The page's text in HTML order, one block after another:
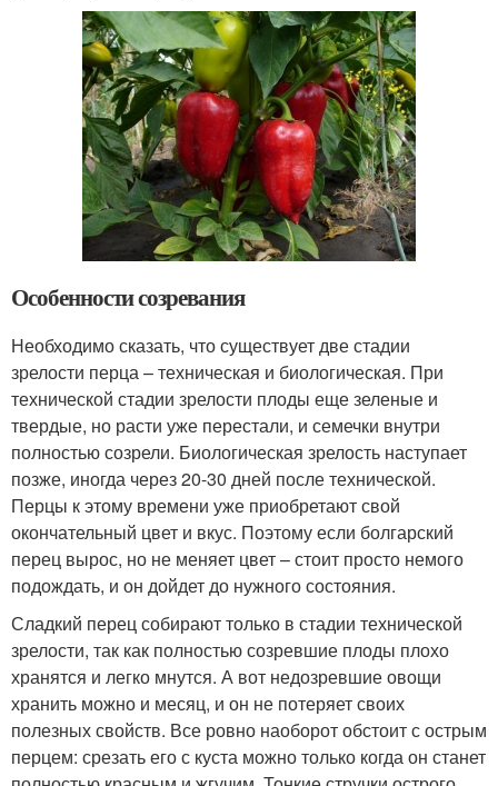
Особенности созревания
Необходимо сказать, что существует две стадии
зрелости перца – техническая и биологическая. При
технической стадии зрелости плоды еще зеленые и
твердые, но расти уже перестали, и семечки внутри
полностью созрели. Биологическая зрелость наступает
позже, иногда через 20-30 дней после технической.
Перцы к этому времени уже приобретают свой
окончательный цвет и вкус. Поэтому если болгарский
перец вырос, но не меняет цвет – стоит просто немого
подождать, и он дойдет до нужного состояния.
Сладкий перец собирают только в стадии технической
зрелости, так как полностью созревшие плоды плохо
хранятся и легко мнутся. А вот недозревшие овощи
хранить можно и месяц, и он не потеряет своих
полезных свойств. Все ровно наоборот обстоит с острым
перцем: срезать его с куста можно только когда он станет